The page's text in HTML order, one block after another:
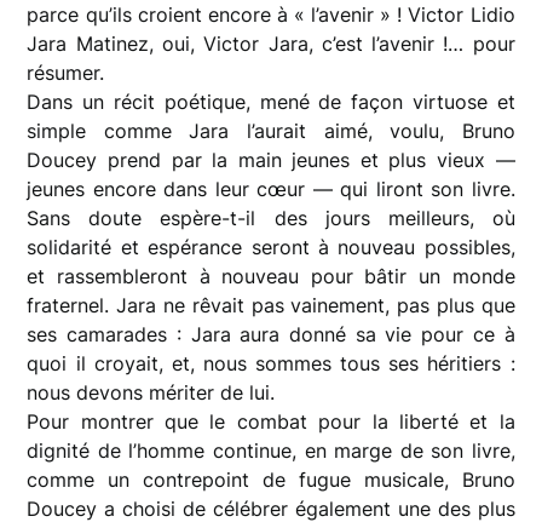
parce qu’ils croient encore à « l’avenir » ! Victor Lidio
Jara Matinez, oui, Victor Jara, c’est l’avenir !… pour
résumer.
Dans un récit poétique, mené de façon virtuose et
simple comme Jara l’aurait aimé, voulu, Bruno
Doucey prend par la main jeunes et plus vieux —
jeunes encore dans leur cœur — qui liront son livre.
Sans doute espère-t-il des jours meilleurs, où
solidarité et espérance seront à nouveau possibles,
et rassembleront à nouveau pour bâtir un monde
fraternel. Jara ne rêvait pas vainement, pas plus que
ses camarades : Jara aura donné sa vie pour ce à
quoi il croyait, et, nous sommes tous ses héritiers :
nous devons mériter de lui.
Pour montrer que le combat pour la liberté et la
dignité de l’homme continue, en marge de son livre,
comme un contrepoint de fugue musicale, Bruno
Doucey a choisi de célébrer également une des plus